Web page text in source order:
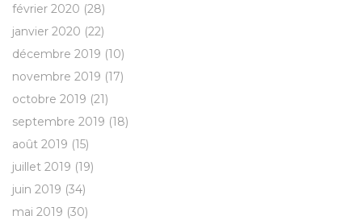
février 2020 (28)
janvier 2020 (22)
décembre 2019 (10)
novembre 2019 (17)
octobre 2019 (21)
septembre 2019 (18)
août 2019 (15)
juillet 2019 (19)
juin 2019 (34)
mai 2019 (30)